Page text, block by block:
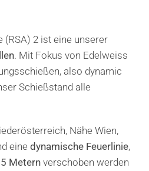
(RSA) 2 ist eine unserer
. Mit Fokus von Edelweiss
also dynamic
Schießstand alle
Nähe Wien,
einedynamische Feuerlinie,
Meternverschoben werden